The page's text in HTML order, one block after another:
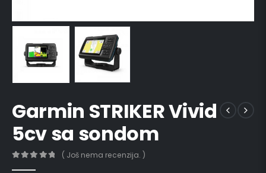
Garmin STRIKER Vivid
5cv sa sondom
( Još nema recenzija. )